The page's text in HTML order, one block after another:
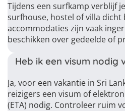
Tijdens een surfkamp verblijf
surfhouse, hostel of villa dicht
accommodaties zijn vaak
beschikken over gedeelde of
Heb ik een visum nodig
Ja, voor een vakantie in Sri
reizigers een visum of
(ETA) nodig. Controleer ruim